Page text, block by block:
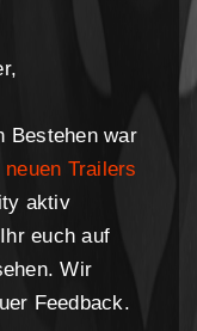
Bestehen war
neuen Trailers
aktiv
euch auf
Wir
Feedback.